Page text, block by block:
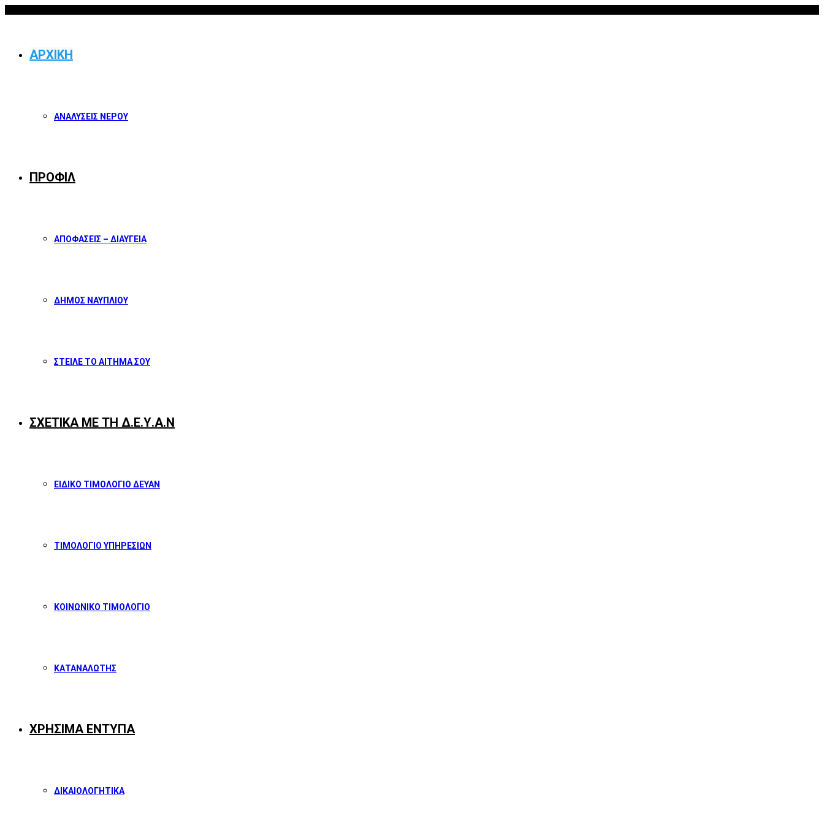
ΑΡΧΙΚΗ
ΑΝΑΛΥΣΕΙΣ ΝΕΡΟΥ
ΠΡΟΦΙΛ
ΑΠΟΦΑΣΕΙΣ – ΔΙΑΥΓΕΙΑ
ΔΗΜΟΣ ΝΑΥΠΛΙΟΥ
ΣΤΕΙΛΕ ΤΟ ΑΙΤΗΜΑ ΣΟΥ
ΣΧΕΤΙΚΑ ΜΕ ΤΗ Δ.Ε.Υ.Α.Ν
ΕΙΔΙΚΟ ΤΙΜΟΛΟΓΙΟ ΔΕΥΑΝ
ΤΙΜΟΛΟΓΙΟ ΥΠΗΡΕΣΙΩΝ
ΚΟΙΝΩΝΙΚΟ ΤΙΜΟΛΟΓΙΟ
ΚΑΤΑΝΑΛΩΤΗΣ
ΧΡΗΣΙΜΑ ΕΝΤΥΠΑ
ΔΙΚΑΙΟΛΟΓΗΤΙΚΑ